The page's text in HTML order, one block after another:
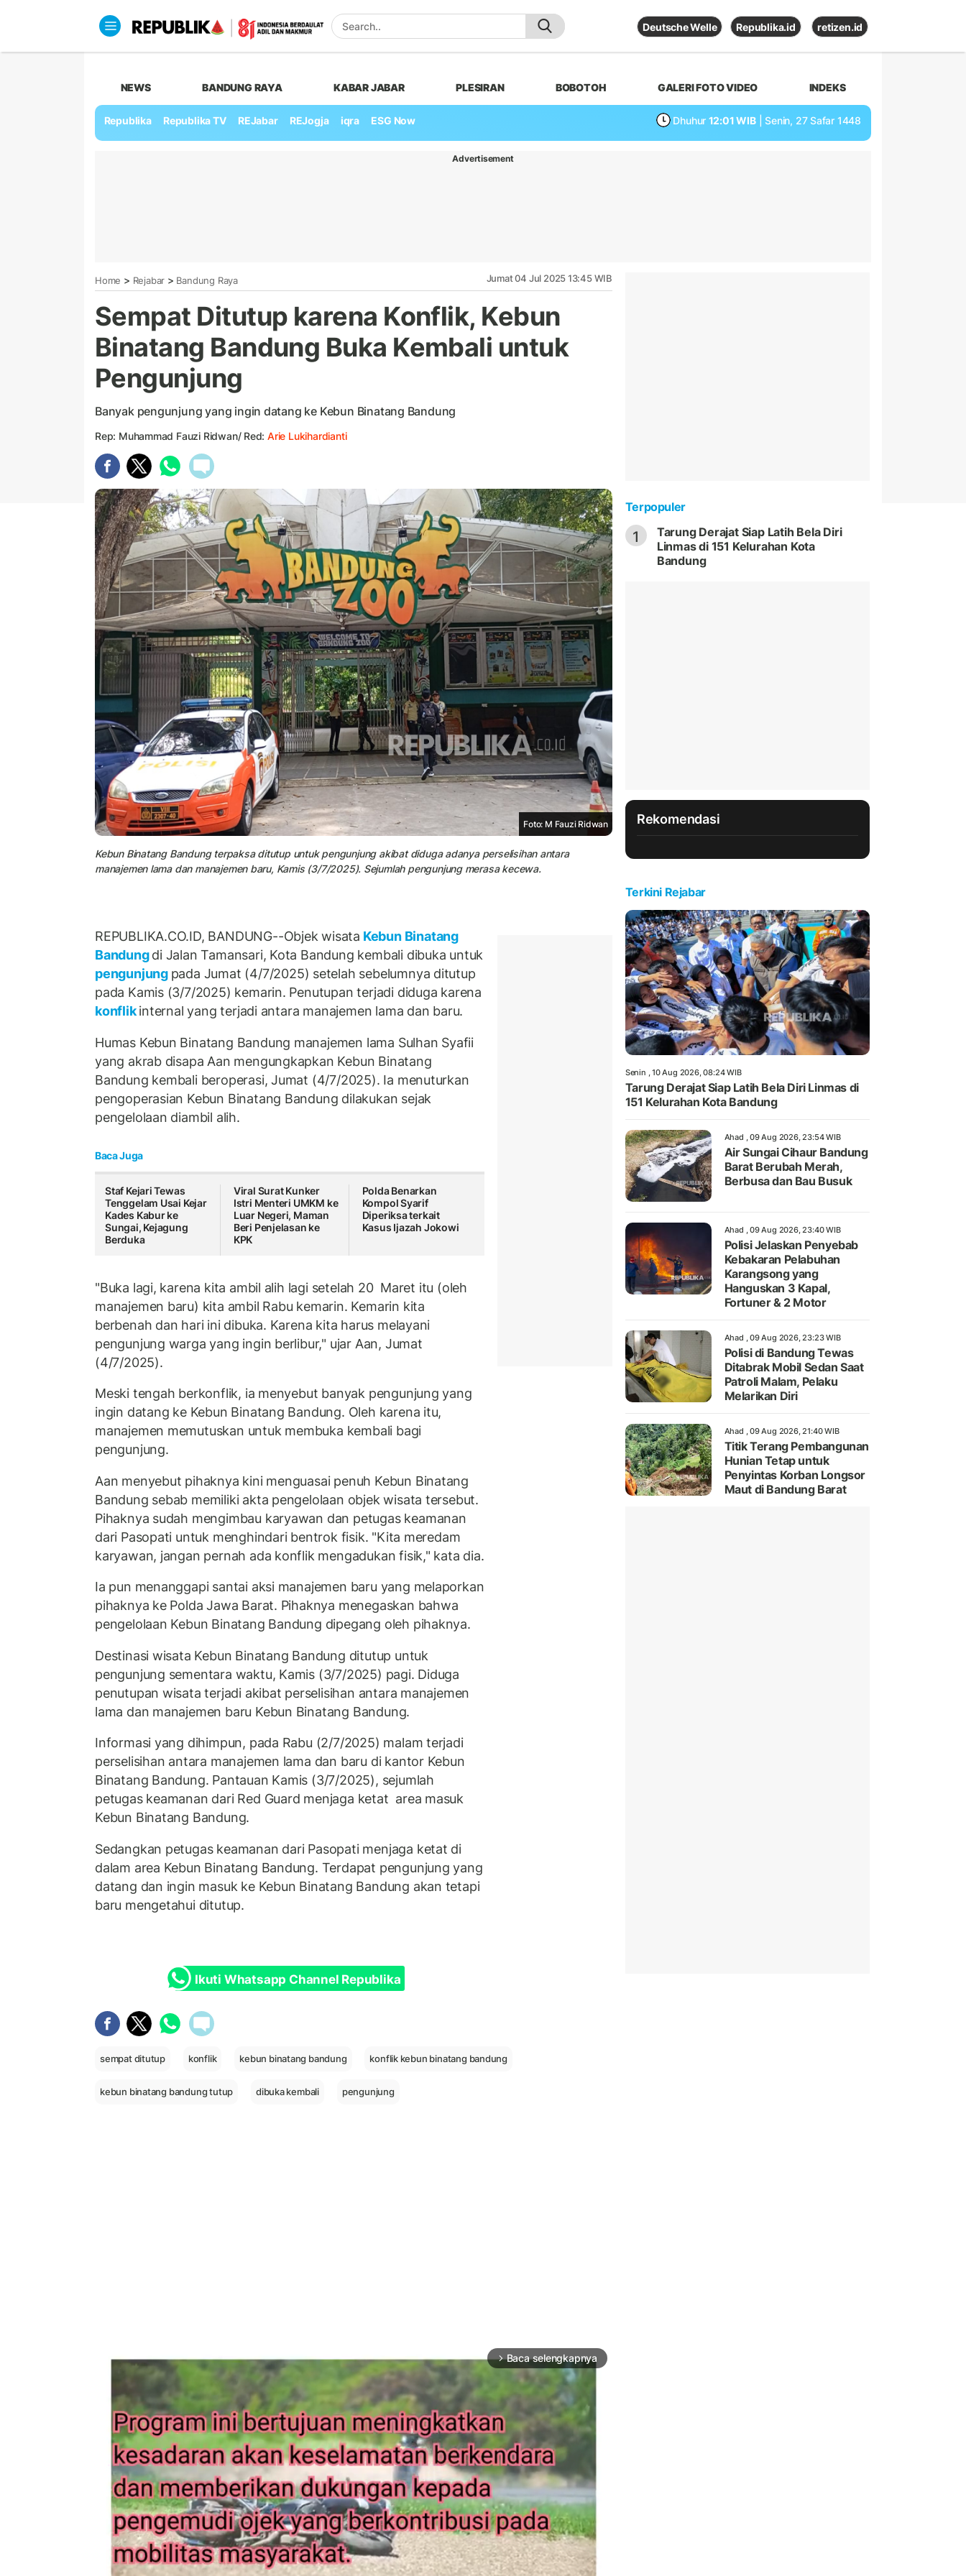
Deutsche Welle Republika.id retizen.id
NEWS BANDUNG RAYA KABAR JABAR PLESIRAN BOBOTOH GALERI FOTO VIDEO INDEKS
Republika Republika TV REJabar REJogja iqra ESG Now Dhuhur 12:01 WIB | Senin, 27 Safar 1448
Advertisement
Home > Rejabar > Bandung Raya Jumat 04 Jul 2025 13:45 WIB
Sempat Ditutup karena Konflik, Kebun
Binatang Bandung Buka Kembali untuk
Pengunjung
Banyak pengunjung yang ingin datang ke Kebun Binatang Bandung
Rep: Muhammad Fauzi Ridwan/ Red:Arie Lukihardianti
Foto: M Fauzi Ridwan
Kebun Binatang Bandung terpaksa ditutup untuk pengunjung akibat diduga adanya perselisihan antara
manajemen lama dan manajemen baru, Kamis (3/7/2025). Sejumlah pengunjung merasa kecewa.
REPUBLIKA.CO.ID, BANDUNG--Objek wisata Kebun Binatang
Bandungdi Jalan Tamansari, Kota Bandung kembali dibuka untuk
pengunjung pada Jumat (4/7/2025) setelah sebelumnya ditutup
pada Kamis (3/7/2025) kemarin. Penutupan terjadi diduga karena
konflikinternal yang terjadi antara manajemen lama dan baru.
Humas Kebun Binatang Bandung manajemen lama Sulhan Syafii
yang akrab disapa Aan mengungkapkan Kebun Binatang
Bandung kembali beroperasi, Jumat (4/7/2025). Ia menuturkan
pengoperasian Kebun Binatang Bandung dilakukan sejak
pengelolaan diambil alih.
Baca Juga
Staf Kejari Tewas
Tenggelam Usai Kejar
Kades Kabur ke
Sungai, Kejagung
Berduka
Viral Surat Kunker
Istri Menteri UMKM ke
Luar Negeri, Maman
Beri Penjelasan ke
KPK
Polda Benarkan
Kompol Syarif
Diperiksa terkait
Kasus Ijazah Jokowi
"Buka lagi, karena kita ambil alih lagi setelah 20 Maret itu (oleh
manajemen baru) kita ambil Rabu kemarin. Kemarin kita
berbenah dan hari ini dibuka. Karena kita harus melayani
pengunjung warga yang ingin berlibur," ujar Aan, Jumat
(4/7/2025).
Meski tengah berkonflik, ia menyebut banyak pengunjung yang
ingin datang ke Kebun Binatang Bandung. Oleh karena itu,
manajemen memutuskan untuk membuka kembali bagi
pengunjung.
Aan menyebut pihaknya kini menguasai penuh Kebun Binatang
Bandung sebab memiliki akta pengelolaan objek wisata tersebut.
Pihaknya sudah mengimbau karyawan dan petugas keamanan
dari Pasopati untuk menghindari bentrok fisik. "Kita meredam
karyawan, jangan pernah ada konflik mengadukan fisik," kata dia.
Ia pun menanggapi santai aksi manajemen baru yang melaporkan
pihaknya ke Polda Jawa Barat. Pihaknya menegaskan bahwa
pengelolaan Kebun Binatang Bandung dipegang oleh pihaknya.
Destinasi wisata Kebun Binatang Bandung ditutup untuk
pengunjung sementara waktu, Kamis (3/7/2025) pagi. Diduga
penutupan wisata terjadi akibat perselisihan antara manajemen
lama dan manajemen baru Kebun Binatang Bandung.
Informasi yang dihimpun, pada Rabu (2/7/2025) malam terjadi
perselisihan antara manajemen lama dan baru di kantor Kebun
Binatang Bandung. Pantauan Kamis (3/7/2025), sejumlah
petugas keamanan dari Red Guard menjaga ketat area masuk
Kebun Binatang Bandung.
Sedangkan petugas keamanan dari Pasopati menjaga ketat di
dalam area Kebun Binatang Bandung. Terdapat pengunjung yang
datang dan ingin masuk ke Kebun Binatang Bandung akan tetapi
baru mengetahui ditutup.
Ikuti Whatsapp Channel Republika
sempat ditutup konflik kebun binatang bandung konflik kebun binatang bandung
kebun binatang bandung tutup dibuka kembali pengunjung
arrow_forward_ios Baca selengkapnya
Terpopuler
1
Tarung Derajat Siap Latih Bela Diri
Linmas di 151 Kelurahan Kota
Bandung
Rekomendasi
Terkini Rejabar
Senin , 10 Aug 2026, 08:24 WIB
Tarung Derajat Siap Latih Bela Diri Linmas di
151 Kelurahan Kota Bandung
Ahad , 09 Aug 2026, 23:54 WIB
Air Sungai Cihaur Bandung
Barat Berubah Merah,
Berbusa dan Bau Busuk
Ahad , 09 Aug 2026, 23:40 WIB
Polisi Jelaskan Penyebab
Kebakaran Pelabuhan
Karangsong yang
Hanguskan 3 Kapal,
Fortuner & 2 Motor
Ahad , 09 Aug 2026, 23:23 WIB
Polisi di Bandung Tewas
Ditabrak Mobil Sedan Saat
Patroli Malam, Pelaku
Melarikan Diri
Ahad , 09 Aug 2026, 21:40 WIB
Titik Terang Pembangunan
Hunian Tetap untuk
Penyintas Korban Longsor
Maut di Bandung Barat